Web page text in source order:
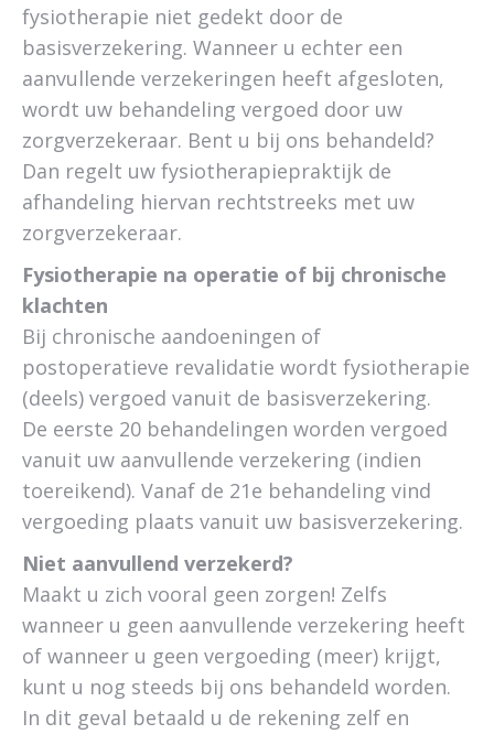
fysiotherapie niet gedekt door de
basisverzekering. Wanneer u echter een
aanvullende verzekeringen heeft afgesloten,
wordt uw behandeling vergoed door uw
zorgverzekeraar. Bent u bij ons behandeld?
Dan regelt uw fysiotherapiepraktijk de
afhandeling hiervan rechtstreeks met uw
zorgverzekeraar.
Fysiotherapie na operatie of bij chronische
klachten
Bij chronische aandoeningen of
postoperatieve revalidatie wordt fysiotherapie
(deels) vergoed vanuit de basisverzekering.
De eerste 20 behandelingen worden vergoed
vanuit uw aanvullende verzekering (indien
toereikend). Vanaf de 21e behandeling vind
vergoeding plaats vanuit uw basisverzekering.
Niet aanvullend verzekerd?
Maakt u zich vooral geen zorgen! Zelfs
wanneer u geen aanvullende verzekering heeft
of wanneer u geen vergoeding (meer) krijgt,
kunt u nog steeds bij ons behandeld worden.
In dit geval betaald u de rekening zelf en